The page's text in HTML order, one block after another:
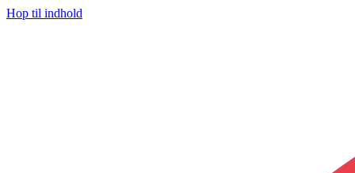
Hop til indhold